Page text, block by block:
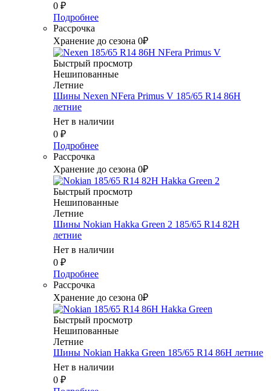
0 ₽
Подробнее
Рассрочка
Хранение до сезона 0₽
Быстрый просмотр
Нешипованные
Летние
Шины Nexen NFera Primus V 185/65 R14 86H
летние
Нет в наличии
0 ₽
Подробнее
Рассрочка
Хранение до сезона 0₽
Быстрый просмотр
Нешипованные
Летние
Шины Nokian Hakka Green 2 185/65 R14 82H
летние
Нет в наличии
0 ₽
Подробнее
Рассрочка
Хранение до сезона 0₽
Быстрый просмотр
Нешипованные
Летние
Шины Nokian Hakka Green 185/65 R14 86H летние
Нет в наличии
0 ₽